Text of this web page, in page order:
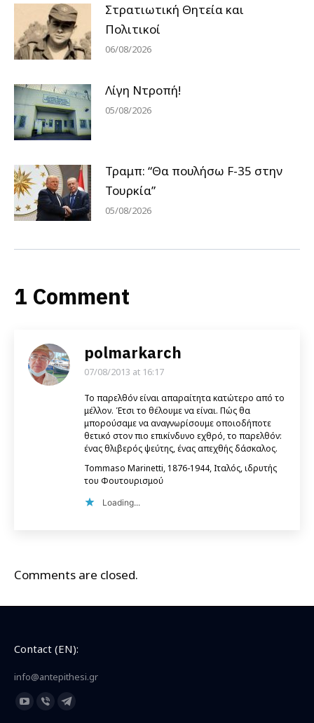
Στρατιωτική Θητεία και
Πολιτικοί
06/08/2026
Λίγη Ντροπή!
05/08/2026
Τραμπ: “Θα πουλήσω F-35 στην
Τουρκία”
05/08/2026
1 Comment
polmarkarch
says:
07/08/2013 at 16:17
Το παρελθόν είναι απαραίτητα κατώτερο από το
μέλλον. Έτσι το θέλουμε να είναι. Πώς θα
μπορούσαμε να αναγνωρίσουμε οποιοδήποτε
θετικό στον πιο επικίνδυνο εχθρό, το παρελθόν:
ένας θλιβερός ψεύτης, ένας απεχθής δάσκαλος.
Tommaso Marinetti, 1876-1944, Ιταλός, ιδρυτής
του Φουτουρισμού
Loading...
Comments are closed.
Contact (EN):
info@antepithesi.gr
Find us on:
YouTubeViberTelegram